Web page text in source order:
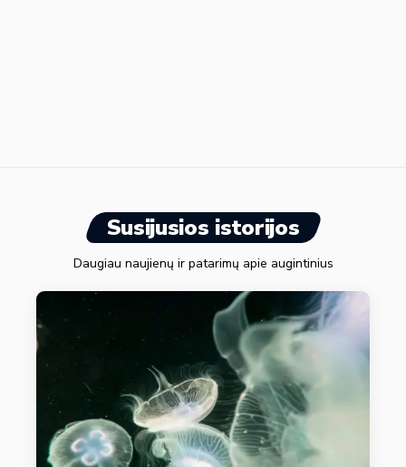
Susijusios istorijos
Daugiau naujienų ir patarimų apie augintinius